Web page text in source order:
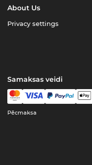
About Us
Privacy settings
Samaksas veidi
Pēcmaksa